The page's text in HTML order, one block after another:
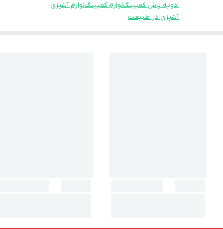
ادویه پاش کمپینگلوازم کمپینگلوازم آشپزی
آشپزی در طبیعت